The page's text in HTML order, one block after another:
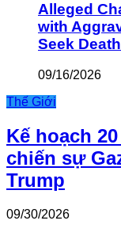
Alleged
with
Seek
09/16/2026
Thế Giới
Kế hoạch
chiến sự
Trump
09/30/2026